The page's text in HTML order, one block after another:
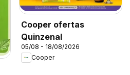
Cooper ofertas
Quinzenal
05/08 - 18/08/2026
Cooper